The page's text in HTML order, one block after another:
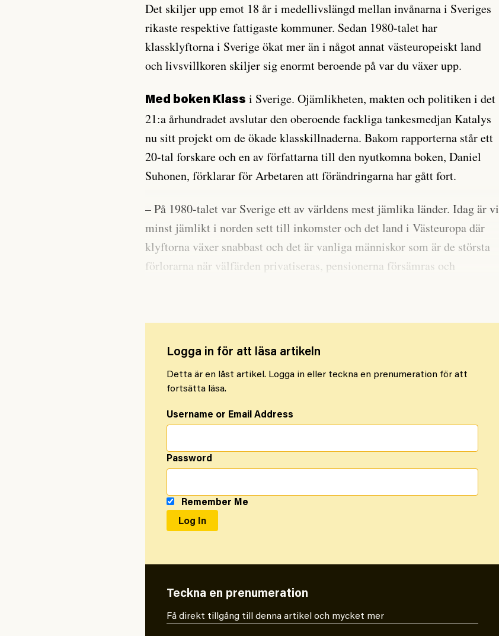
Det skiljer upp emot 18 år i medellivslängd mellan invånarna i Sveriges
rikaste respektive fattigaste kommuner. Sedan 1980-talet har
klassklyftorna i Sverige ökat mer än i något annat västeuropeiskt land
och livsvillkoren skiljer sig enormt beroende på var du växer upp.
Med boken Klass i Sverige. Ojämlikheten, makten och politiken i det
21:a århundradet avslutar den oberoende fackliga tankesmedjan Katalys
nu sitt projekt om de ökade klasskillnaderna. Bakom rapporterna står ett
20-tal forskare och en av författarna till den nyutkomna boken, Daniel
Suhonen, förklarar för Arbetaren att förändringarna har gått fort.
– På 1980-talet var Sverige ett av världens mest jämlika länder. Idag är vi
minst jämlikt i norden sett till inkomster och det land i Västeuropa där
klyftorna växer snabbast och det är vanliga människor som är de största
förlorarna när välfärden privatiseras, pensionerna försämras och
Logga in för att läsa artikeln
Detta är en låst artikel. Logga in eller teckna en prenumeration för att
fortsätta läsa.
Username or Email Address
Password
Remember Me
Teckna en prenumeration
Få direkt tillgång till denna artikel och mycket mer